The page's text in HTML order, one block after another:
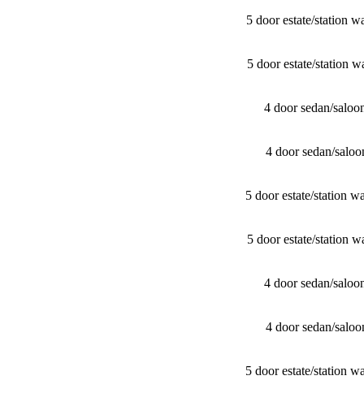
5 door estate/​station
5 door estate/​station
4 door sedan/​
4 door sedan/​
5 door estate/​station
5 door estate/​station
4 door sedan/​
4 door sedan/​
5 door estate/​station